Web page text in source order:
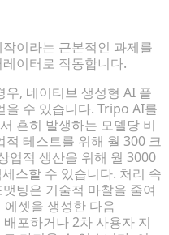
이라는 근본적인 과제를
이터로 작동합니다.
, 네이티브 생성형 AI 플
을 수 있습니다. Tripo AI를
흔히 발생하는 모델당 비
테스트를 위해 월 300 크
업적 생산을 위해 월 3000
스할 수 있습니다. 처리 속
팅은 기술적 마찰을 줄여
셋을 생성한 다음
포하거나 2차 사용자 지